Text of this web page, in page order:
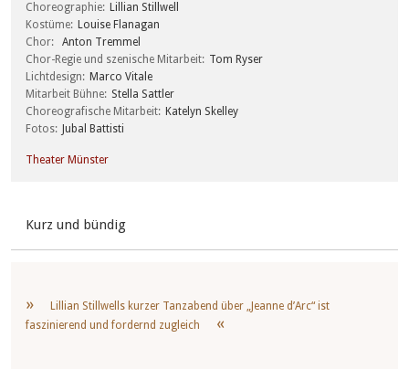
Choreographie
Lillian Stillwell
Kostüme
Louise Flanagan
Chor
Anton Tremmel
Chor-Regie und szenische Mitarbeit
Tom Ryser
Lichtdesign
Marco Vitale
Mitarbeit Bühne
Stella Sattler
Choreografische Mitarbeit
Katelyn Skelley
Fotos
Jubal Battisti
Theater Münster
Kurz und bündig
Lillian Stillwells kurzer Tanzabend über „Jeanne d’Arc“ ist
faszinierend und fordernd zugleich